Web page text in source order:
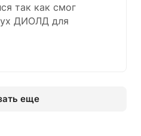
так как смог
ДИОЛД для
еще